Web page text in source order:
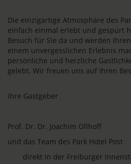
Die einzigartige Atmosphäre des
einfach einmal erlebt und gespürt
Besuch für Sie da und werden
einem unvergesslichen Erlebnis
persönliche und herzliche
gelebt. Wir freuen uns auf Ihren
Ihre Gastgeber
Prof. Dr. Dr. Joachim Ollhoff
und das Team des Park Hotel Post
direkt in der Freiburger